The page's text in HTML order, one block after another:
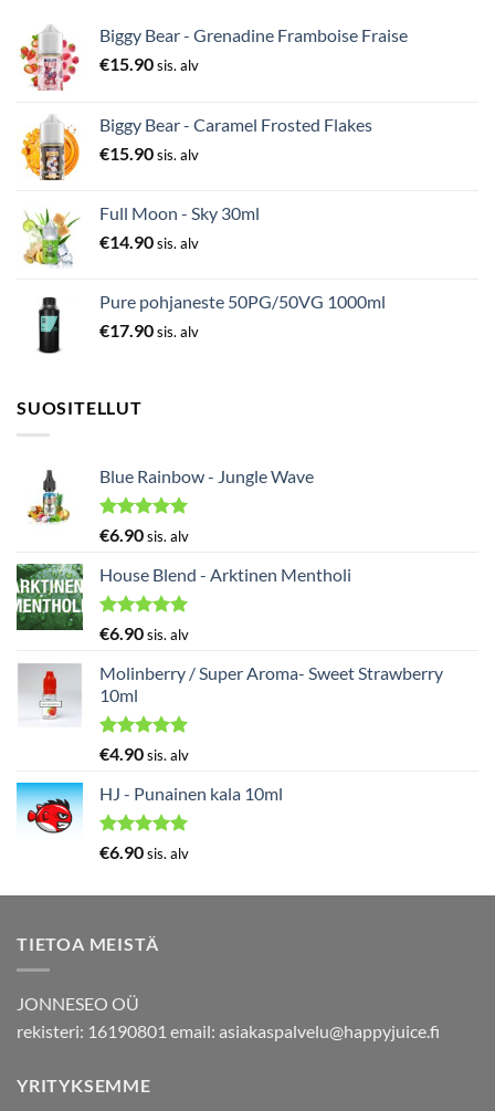
Biggy Bear - Grenadine Framboise Fraise
€15.90sis. alv
Biggy Bear - Caramel Frosted Flakes
€15.90sis. alv
Full Moon - Sky 30ml
€14.90sis. alv
Pure pohjaneste 50PG/50VG 1000ml
€17.90sis. alv
SUOSITELLUT
Blue Rainbow - Jungle Wave
Arvostelu
5.00
/ 5
€6.90sis. alv
House Blend - Arktinen Mentholi
Arvostelu
5.00/ 5
€6.90sis. alv
Molinberry / Super Aroma- Sweet Strawberry
10ml
Arvostelu
5.00
/ 5
€4.90sis. alv
HJ - Punainen kala 10ml
Arvostelu
€6.90sis. alv
TIETOA MEISTÄ
JONNESEO OÜ
rekisteri: 16190801 email: asiakaspalvelu@happyjuice.fi
YRITYKSEMME